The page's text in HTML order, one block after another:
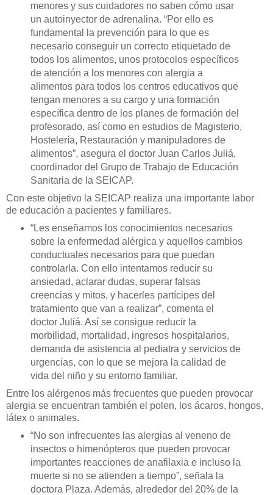
menores y sus cuidadores no saben cómo usar
un autoinyector de adrenalina. “Por ello es
fundamental la prevención para lo que es
necesario conseguir un correcto etiquetado de
todos los alimentos, unos protocolos específicos
de atención a los menores con alergia a
alimentos para todos los centros educativos que
tengan menores a su cargo y una formación
específica dentro de los planes de formación del
profesorado, así como en estudios de Magisterio,
Hostelería, Restauración y manipuladores de
alimentos”, asegura el doctor Juan Carlos Juliá,
coordinador del Grupo de Trabajo de Educación
Sanitaria de la SEICAP.
Con este objetivo la SEICAP realiza una importante labor
de educación a pacientes y familiares.
“Les enseñamos los conocimientos necesarios
sobre la enfermedad alérgica y aquellos cambios
conductuales necesarios para que puedan
controlarla. Con ello intentamos reducir su
ansiedad, aclarar dudas, superar falsas
creencias y mitos, y hacerles partícipes del
tratamiento que van a realizar”, comenta el
doctor Juliá. Así se consigue reducir la
morbilidad, mortalidad, ingresos hospitalarios,
demanda de asistencia al pediatra y servicios de
urgencias, con lo que se mejora la calidad de
vida del niño y su entorno familiar.
Entre los alérgenos más frecuentes que pueden provocar
alergia se encuentran también el polen, los ácaros, hongos,
látex o animales.
“No son infrecuentes las alergias al veneno de
insectos o himenópteros que pueden provocar
importantes reacciones de anafilaxia e incluso la
muerte si no se atienden a tiempo”, señala la
doctora Plaza. Además, alrededor del 20% de la